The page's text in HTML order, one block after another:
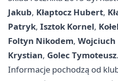
Jakub, Kłaptocz Hubert,
Patryk, Isztok Kornel,
Foltyn Nikodem, Wojciuch
Krystian, Golec Tymoteusz
Informacje pochodzą od